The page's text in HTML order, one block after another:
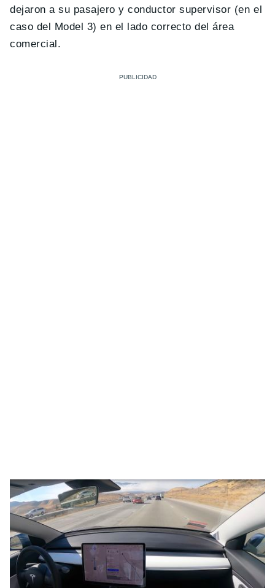
dejaron a su pasajero y conductor supervisor (en el
caso del Model 3) en el lado correcto del área
comercial.